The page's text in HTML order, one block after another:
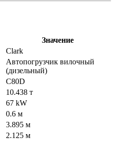
Значение
Clark
Автопогрузчик вилочный
(дизельный)
C80D
10.438 т
67 kW
0.6 м
3.895 м
2.125 м